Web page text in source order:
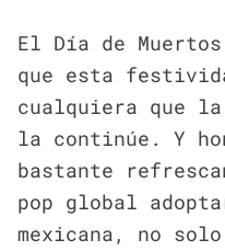
El Día de
que esta
cualquiera que
la continúe. Y
bastante
pop global
mexicana, no